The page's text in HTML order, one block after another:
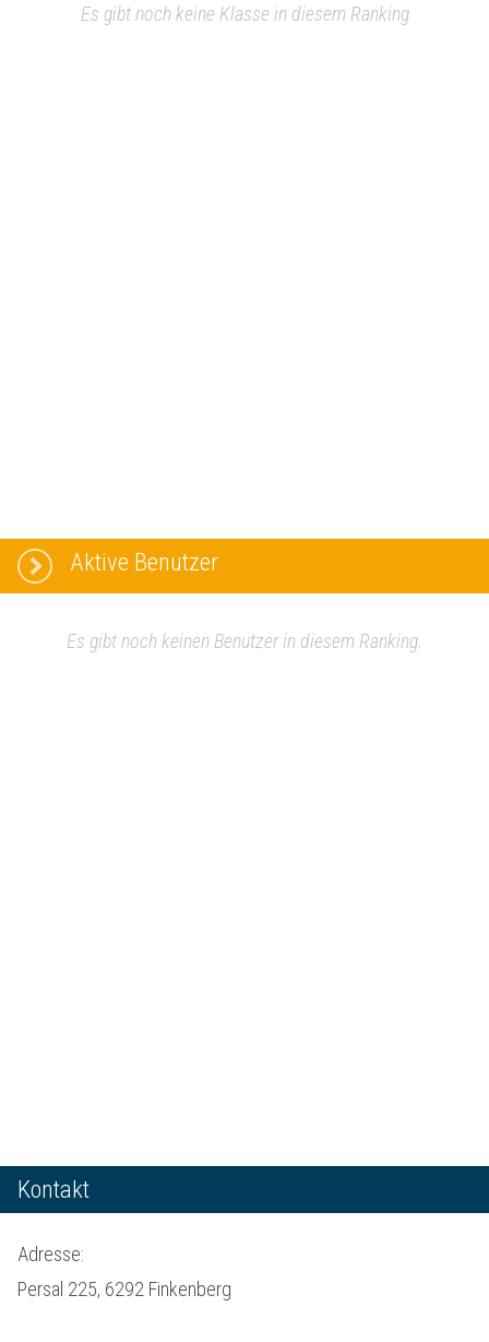
Es gibt noch keine Klasse in diesem Ranking
Aktive Benutzer
Es gibt noch keinen Benutzer in diesem Ranking.
Kontakt
Adresse:
Persal 225, 6292 Finkenberg